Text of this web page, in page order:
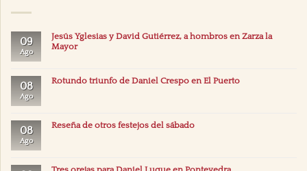
09
Ago
Jesús Yglesias y David Gutiérrez, a hombros en Zarza la
Mayor
08
Ago
Rotundo triunfo de Daniel Crespo en El Puerto
08
Ago
Reseña de otros festejos del sábado